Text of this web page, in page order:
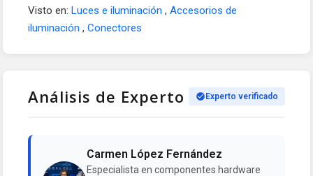
Visto en: Luces e iluminación , Accesorios de
iluminación , Conectores
Análisis de Experto Experto verificado
Carmen López Fernández
Especialista en componentes hardware